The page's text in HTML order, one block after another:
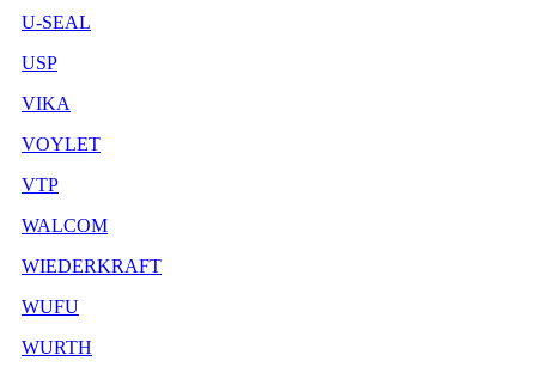
U-SEAL
USP
VIKA
VOYLET
VTP
WALCOM
WIEDERKRAFT
WUFU
WURTH